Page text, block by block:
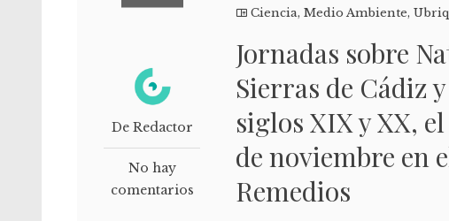
De Redactor
No hay
comentarios
Ciencia,Medio Ambiente,
Jornadas sobre
Sierras de Cádiz
siglos XIX y XX,
de noviembre en
Remedios